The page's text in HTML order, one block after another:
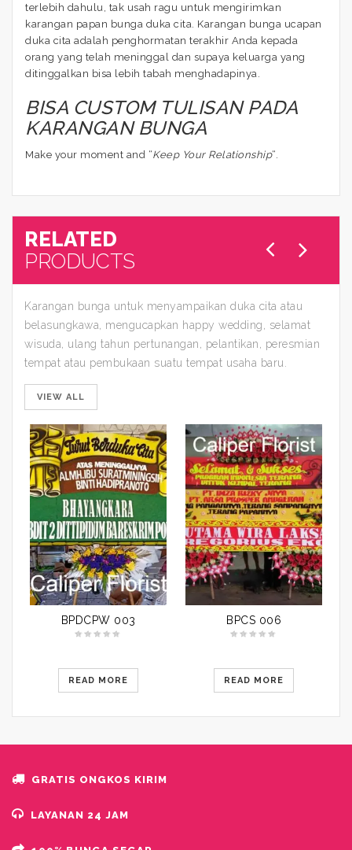
terlebih dahulu, tak usah ragu untuk mengirimkan
karangan papan bunga duka cita. Karangan bunga ucapan
duka cita adalah penghormatan terakhir Anda kepada
orang yang telah meninggal dan supaya keluarga yang
ditinggalkan bisa lebih tabah menghadapinya.
BISA CUSTOM TULISAN PADA
KARANGAN BUNGA
Make your moment and “Keep Your Relationship“.
RELATED
PRODUCTS
Karangan bunga untuk menyampaikan duka cita atau
belasungkawa, mengucapkan happy wedding, selamat
wisuda, ulang tahun pertunangan, pelantikan, peresmian
tempat atau pembukaan suatu tempat usaha baru.
VIEW ALL
BPDCPW 003
READ MORE
BPCS 006
READ MORE
GRATIS ONGKOS KIRIM
LAYANAN 24 JAM